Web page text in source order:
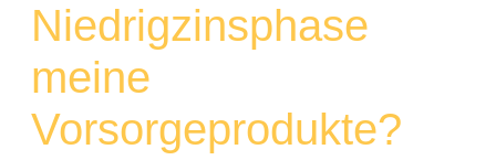
Niedrigzinsphase
meine
Vorsorgeprodukte?